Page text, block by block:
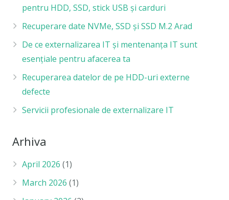
pentru HDD, SSD, stick USB și carduri
Recuperare date NVMe, SSD și SSD M.2 Arad
De ce externalizarea IT și mentenanța IT sunt
esențiale pentru afacerea ta
Recuperarea datelor de pe HDD-uri externe
defecte
Servicii profesionale de externalizare IT
Arhiva
April 2026 (1)
March 2026 (1)